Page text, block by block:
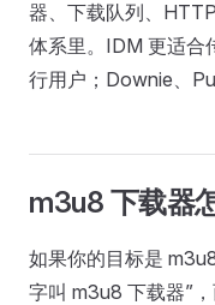
器、下载队列、
体系里。IDM 更适合
行用户；Downie、
m3u8 下载器
如果你的目标是
字叫 m3u8 下载器”